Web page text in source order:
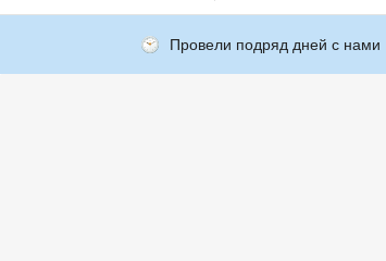
Провели подряд дней с нами